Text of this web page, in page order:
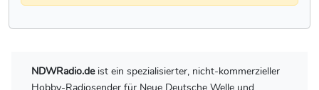
NDWRadio.deist ein spezialisierter, nicht-kommerzieller